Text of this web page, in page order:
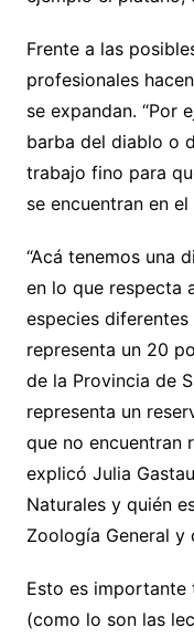
Frente a las
profesionales
se expandan. “Por
barba del diablo o
trabajo fino para
se encuentran en el
“Acá tenemos una
en lo que respecta
especies
representa un 20
de la Provincia de
representa un
que no encuentran
explicó Julia
Naturales y quién
Zoología General
Esto es importante
(como lo son las